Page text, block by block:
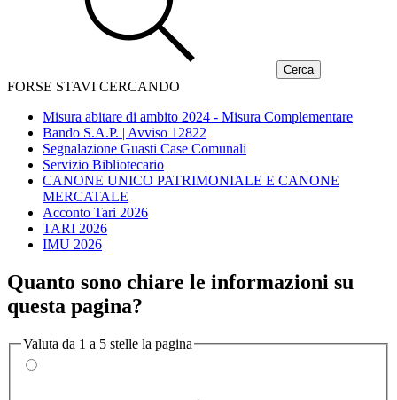
FORSE STAVI CERCANDO
Misura abitare di ambito 2024 - Misura Complementare
Bando S.A.P. | Avviso 12822
Segnalazione Guasti Case Comunali
Servizio Bibliotecario
CANONE UNICO PATRIMONIALE E CANONE
MERCATALE
Acconto Tari 2026
TARI 2026
IMU 2026
Quanto sono chiare le informazioni su
questa pagina?
Valuta da 1 a 5 stelle la pagina